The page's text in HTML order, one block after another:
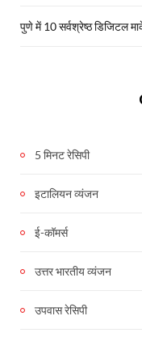
पुणे में 10 सर्वश्रेष्ठ डिजिटल
5 मिनट रेसिपी
इटालियन व्यंजन
ई-कॉमर्स
उत्तर भारतीय व्यंजन
उपवास रेसिपी